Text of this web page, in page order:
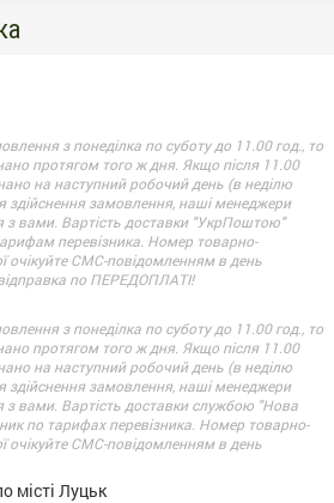
з понеділка по суботу до 11.00 год., то
протягом того ж дня. Якщо після 11.00
на наступний робочий день (в неділю
здійснення замовлення, наші менеджери
з вами. Вартість доставки "УкрПоштою"
перевізника. Номер товарно-
очікуйте СМС-повідомленням в день
по ПЕРЕДОПЛАТІ!
з понеділка по суботу до 11.00 год., то
протягом того ж дня. Якщо після 11.00
на наступний робочий день (в неділю
здійснення замовлення, наші менеджери
з вами. Вартість доставки службою "Нова
по тарифах перевізника. Номер товарно-
очікуйте СМС-повідомленням в день
місті Луцьк